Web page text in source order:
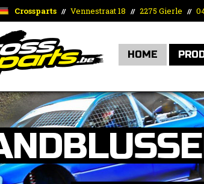
Crossparts // Vennestraat 18 // 2275 Gierle //
HOME